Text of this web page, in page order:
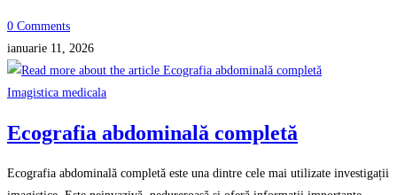
0 Comments
ianuarie 11, 2026
Imagistica medicala
Ecografia abdominală completă
Ecografia abdominală completă este una dintre cele mai utilizate investigații